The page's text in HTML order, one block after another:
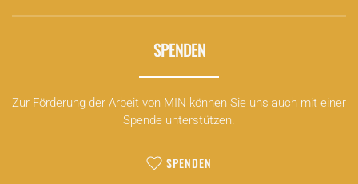
SPENDEN
Zur Förderung der Arbeit von MIN können Sie uns auch mit einer
Spende unterstützen.
SPENDEN